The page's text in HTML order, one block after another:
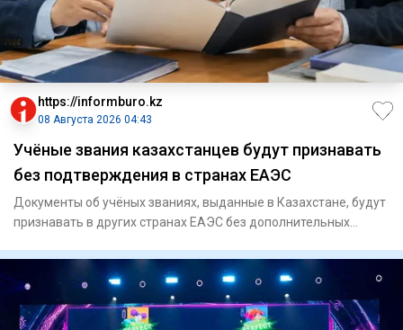
https://informburo.kz
08 Августа 2026 04:43
Учёные звания казахстанцев будут признавать
без подтверждения в странах ЕАЭС
Документы об учёных званиях, выданные в Казахстане, будут
признавать в других странах ЕАЭС без дополнительных